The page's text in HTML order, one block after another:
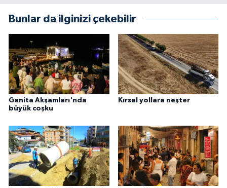
Bunlar da ilginizi çekebilir
Ganita Akşamları'nda
büyük coşku
Kırsal yollara neşter